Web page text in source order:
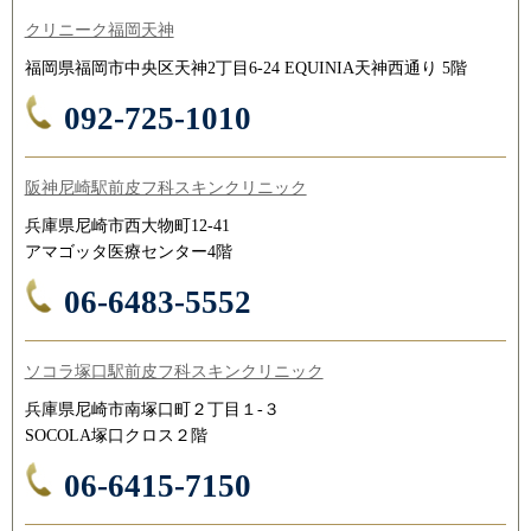
クリニーク福岡天神
福岡県福岡市中央区天神2丁目6-24 EQUINIA天神西通り 5階
092-725-1010
阪神尼崎駅前皮フ科スキンクリニック
兵庫県尼崎市西大物町12-41
アマゴッタ医療センター4階
06-6483-5552
ソコラ塚口駅前皮フ科スキンクリニック
兵庫県尼崎市南塚口町２丁目１-３
SOCOLA塚口クロス２階
06-6415-7150